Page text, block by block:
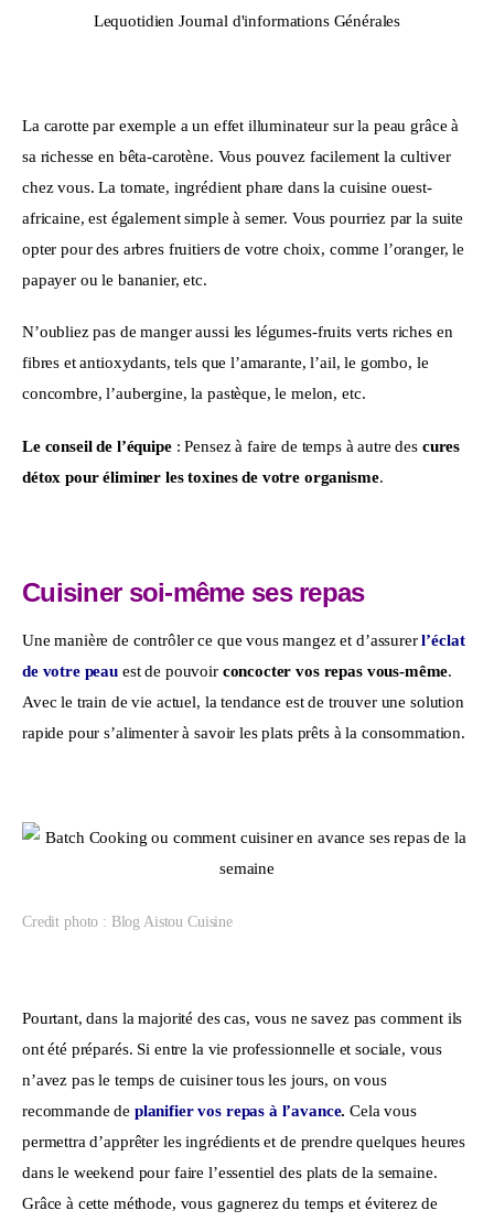
La carotte par exemple a un effet illuminateur sur la peau grâce à
sa richesse en bêta-carotène. Vous pouvez facilement la cultiver
chez vous. La tomate, ingrédient phare dans la cuisine ouest-
africaine, est également simple à semer. Vous pourriez par la suite
opter pour des arbres fruitiers de votre choix, comme l’oranger, le
papayer ou le bananier, etc.
N’oubliez pas de manger aussi les légumes-fruits verts riches en
fibres et antioxydants, tels que l’amarante, l’ail, le gombo, le
concombre, l’aubergine, la pastèque, le melon, etc.
Le conseil de l’équipe : Pensez à faire de temps à autre des cures
détox pour éliminer les toxines de votre organisme.
Cuisiner soi-même ses repas
Une manière de contrôler ce que vous mangez et d’assurer l’éclat
de votre peau est de pouvoir concocter vos repas vous-même.
Avec le train de vie actuel, la tendance est de trouver une solution
rapide pour s’alimenter à savoir les plats prêts à la consommation.
Credit photo : Blog Aistou Cuisine
Pourtant, dans la majorité des cas, vous ne savez pas comment ils
ont été préparés. Si entre la vie professionnelle et sociale, vous
n’avez pas le temps de cuisiner tous les jours, on vous
recommande de planifier vos repas à l’avance. Cela vous
permettra d’apprêter les ingrédients et de prendre quelques heures
dans le weekend pour faire l’essentiel des plats de la semaine.
Grâce à cette méthode, vous gagnerez du temps et éviterez de